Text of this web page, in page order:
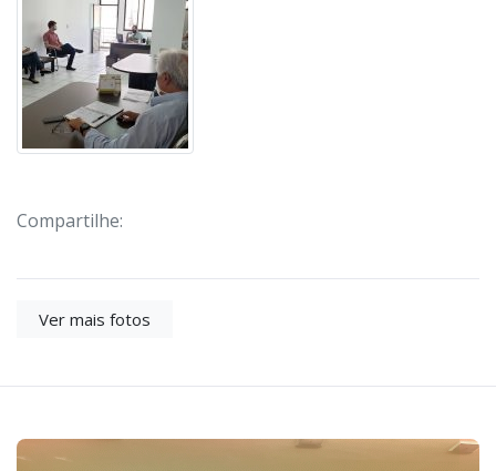
Compartilhe:
Ver mais fotos